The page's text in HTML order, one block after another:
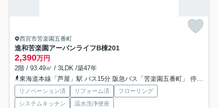
西宮市苦楽園五番町
進和苦楽園アーバンライフB棟201
2,390万円
2階 / 93.49㎡ / 3LDK /築47年
東海道本線「芦屋」駅 バス15分 阪急バス「苦楽園五番町」 停歩3分
リノベーション済 リフォーム済
フローリング
システムキッチン
温水洗浄便座